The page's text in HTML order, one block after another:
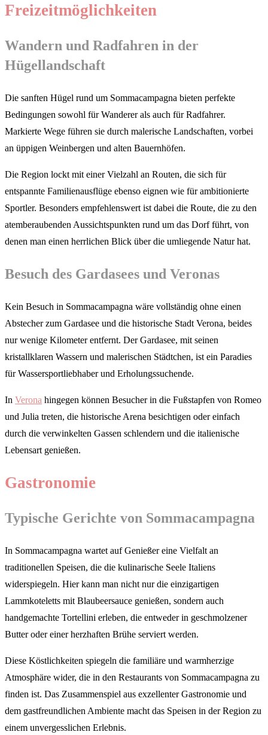
Freizeitmöglichkeiten
Wandern und Radfahren in der
Hügellandschaft
Die sanften Hügel rund um Sommacampagna bieten perfekte
Bedingungen sowohl für Wanderer als auch für Radfahrer.
Markierte Wege führen sie durch malerische Landschaften, vorbei
an üppigen Weinbergen und alten Bauernhöfen.
Die Region lockt mit einer Vielzahl an Routen, die sich für
entspannte Familienausflüge ebenso eignen wie für ambitionierte
Sportler. Besonders empfehlenswert ist dabei die Route, die zu den
atemberaubenden Aussichtspunkten rund um das Dorf führt, von
denen man einen herrlichen Blick über die umliegende Natur hat.
Besuch des Gardasees und Veronas
Kein Besuch in Sommacampagna wäre vollständig ohne einen
Abstecher zum Gardasee und die historische Stadt Verona, beides
nur wenige Kilometer entfernt. Der Gardasee, mit seinen
kristallklaren Wassern und malerischen Städtchen, ist ein Paradies
für Wassersportliebhaber und Erholungssuchende.
In Verona hingegen können Besucher in die Fußstapfen von Romeo
und Julia treten, die historische Arena besichtigen oder einfach
durch die verwinkelten Gassen schlendern und die italienische
Lebensart genießen.
Gastronomie
Typische Gerichte von Sommacampagna
In Sommacampagna wartet auf Genießer eine Vielfalt an
traditionellen Speisen, die die kulinarische Seele Italiens
widerspiegeln. Hier kann man nicht nur die einzigartigen
Lammkoteletts mit Blaubeersauce genießen, sondern auch
handgemachte Tortellini erleben, die entweder in geschmolzener
Butter oder einer herzhaften Brühe serviert werden.
Diese Köstlichkeiten spiegeln die familiäre und warmherzige
Atmosphäre wider, die in den Restaurants von Sommacampagna zu
finden ist. Das Zusammenspiel aus exzellenter Gastronomie und
dem gastfreundlichen Ambiente macht das Speisen in der Region zu
einem unvergesslichen Erlebnis.